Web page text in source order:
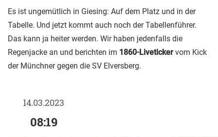
Es ist ungemütlich in Giesing: Auf dem Platz und in der
Tabelle. Und jetzt kommt auch noch der Tabellenführer.
Das kann ja heiter werden. Wir haben jedenfalls die
Regenjacke an und berichten im 1860-Liveticker vom Kick
der Münchner gegen die SV Elversberg.
14.03.2023
08:19